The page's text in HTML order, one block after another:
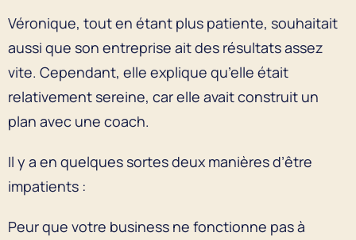
Véronique, tout en étant plus patiente, souhaitait
aussi que son entreprise ait des résultats assez
vite. Cependant, elle explique qu’elle était
relativement sereine, car elle avait construit un
plan avec une coach.
Il y a en quelques sortes deux manières d’être
impatients :
Peur que votre business ne fonctionne pas à